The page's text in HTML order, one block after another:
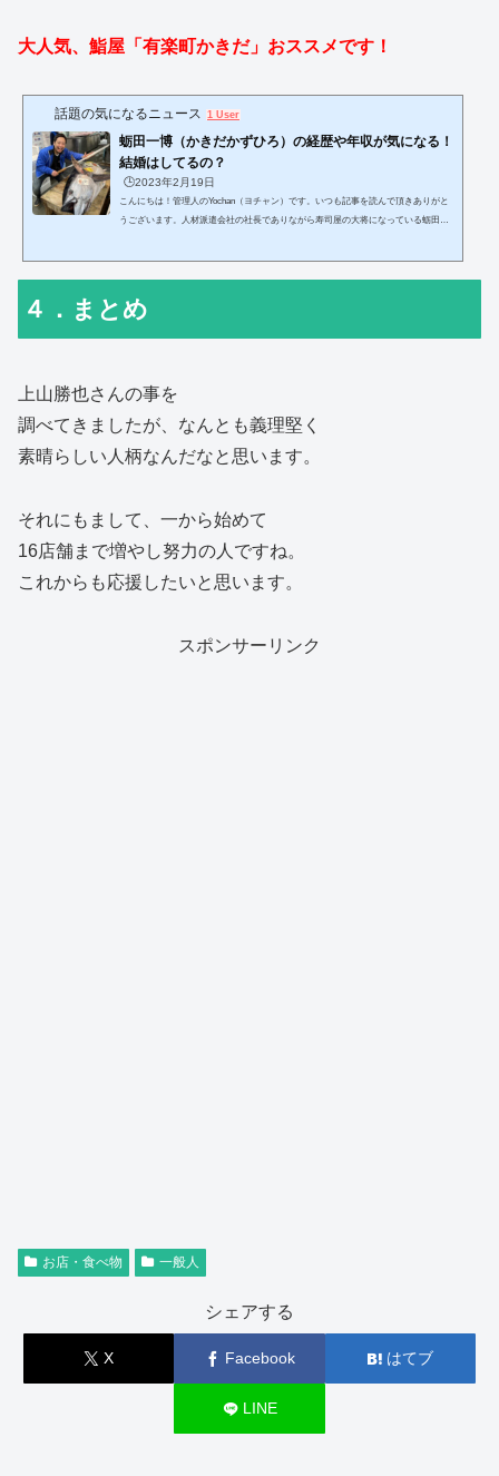
大人気、鮨屋「有楽町かきだ」おススメです！
話題の気になるニュース 1 User
蛎田一博（かきだかずひろ）の経歴や年収が気になる！
結婚はしてるの？
🕒️2023年2月19日
こんにちは！管理人のYochan（ヨチャン）です。いつも記事を読んで頂きありがと
うございます。人材派遣会社の社長でありながら寿司屋の大将になっている蛎田一
４．まとめ
上山勝也さんの事を
調べてきましたが、なんとも義理堅く
素晴らしい人柄なんだなと思います。
それにもまして、一から始めて
16店舗まで増やし努力の人ですね。
これからも応援したいと思います。
スポンサーリンク
お店・食べ物 一般人
シェアする
X Facebook はてブ
LINE